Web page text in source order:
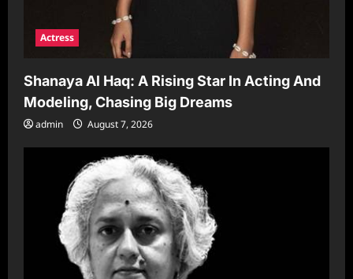
Actress
Shanaya Al Haq: A Rising Star In Acting And
Modeling, Chasing Big Dreams
admin August 7, 2026